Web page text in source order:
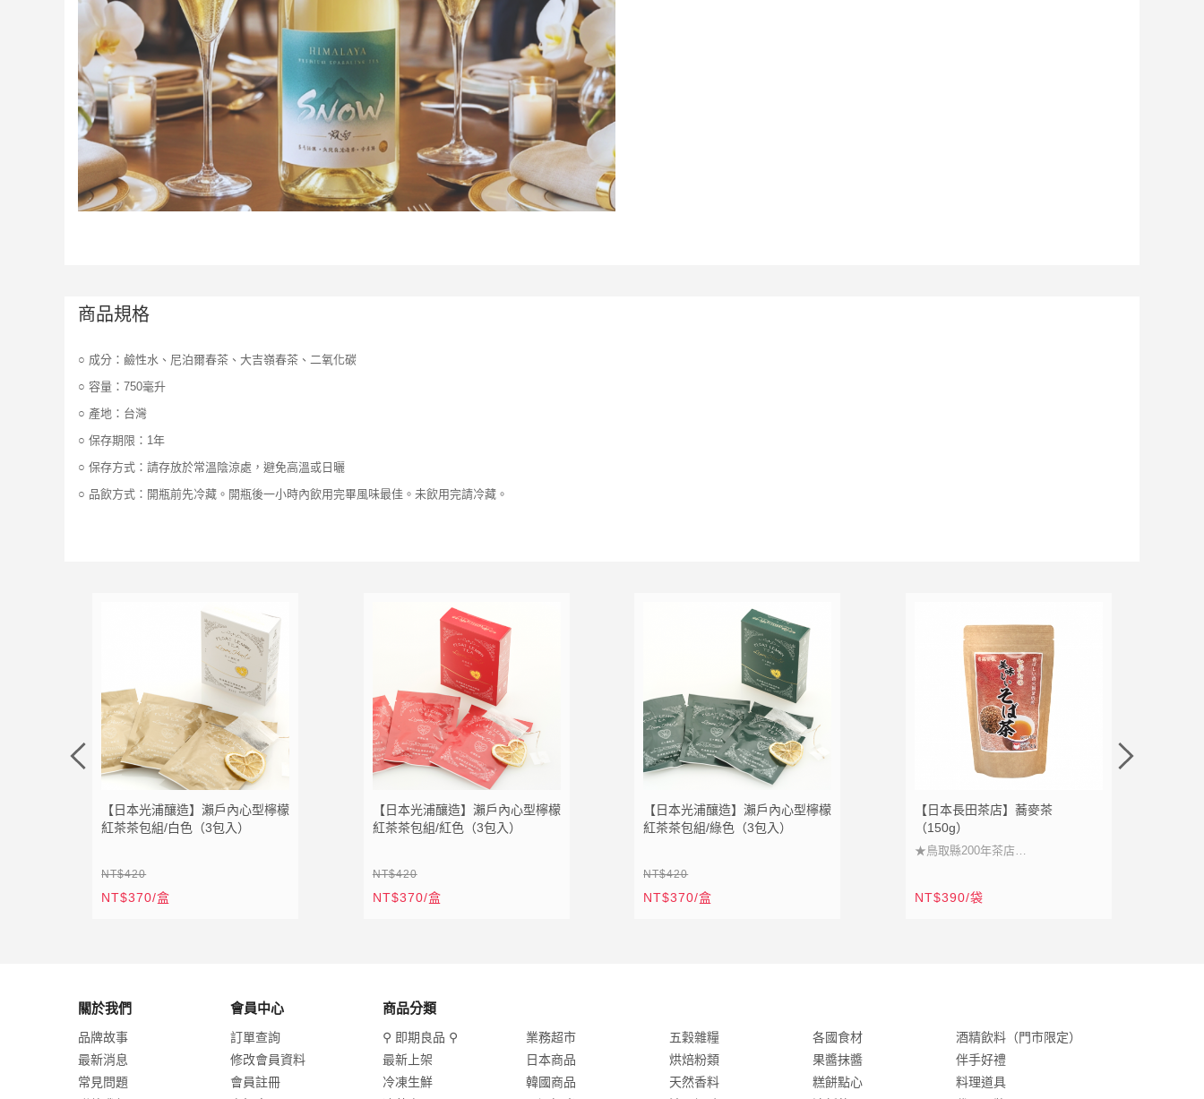
商品規格
○ 成分：鹼性水、尼泊爾春茶、大吉嶺春茶、二氧化碳
○ 容量：750毫升
○ 產地：台灣
○ 保存期限：1年
○ 保存方式：請存放於常溫陰涼處，避免高溫或日曬
○ 品飲方式：開瓶前先冷藏。開瓶後一小時內飲用完畢風味最佳。未飲用完請冷藏。
【日本光浦釀造】瀨戶內心型檸檬
紅茶茶包組/白色（3包入）
NT$420
NT$370/盒
【日本光浦釀造】瀨戶內心型檸檬
紅茶茶包組/紅色（3包入）
NT$420
NT$370/盒
【日本光浦釀造】瀨戶內心型檸檬
紅茶茶包組/綠色（3包入）
NT$420
NT$370/盒
【日本長田茶店】蕎麥茶
（150g）
★鳥取縣200年茶店
★無咖啡因香醇麥茶
NT$390/袋
加入追蹤清單加入購物車 加入追蹤清單加入購物車 加入追蹤清單加入購物車 加入追蹤清單
關於我們
品牌故事
最新消息
常見問題
會員中心
訂單查詢
修改會員資料
會員註冊
商品分類
⚲ 即期良品 ⚲
最新上架
冷凍生鮮
業務超市
日本商品
韓國商品
五穀雜糧
烘焙粉類
天然香料
各國食材
果醬抹醬
糕餅點心
酒精飲料（門市限定）
伴手好禮
料理道具